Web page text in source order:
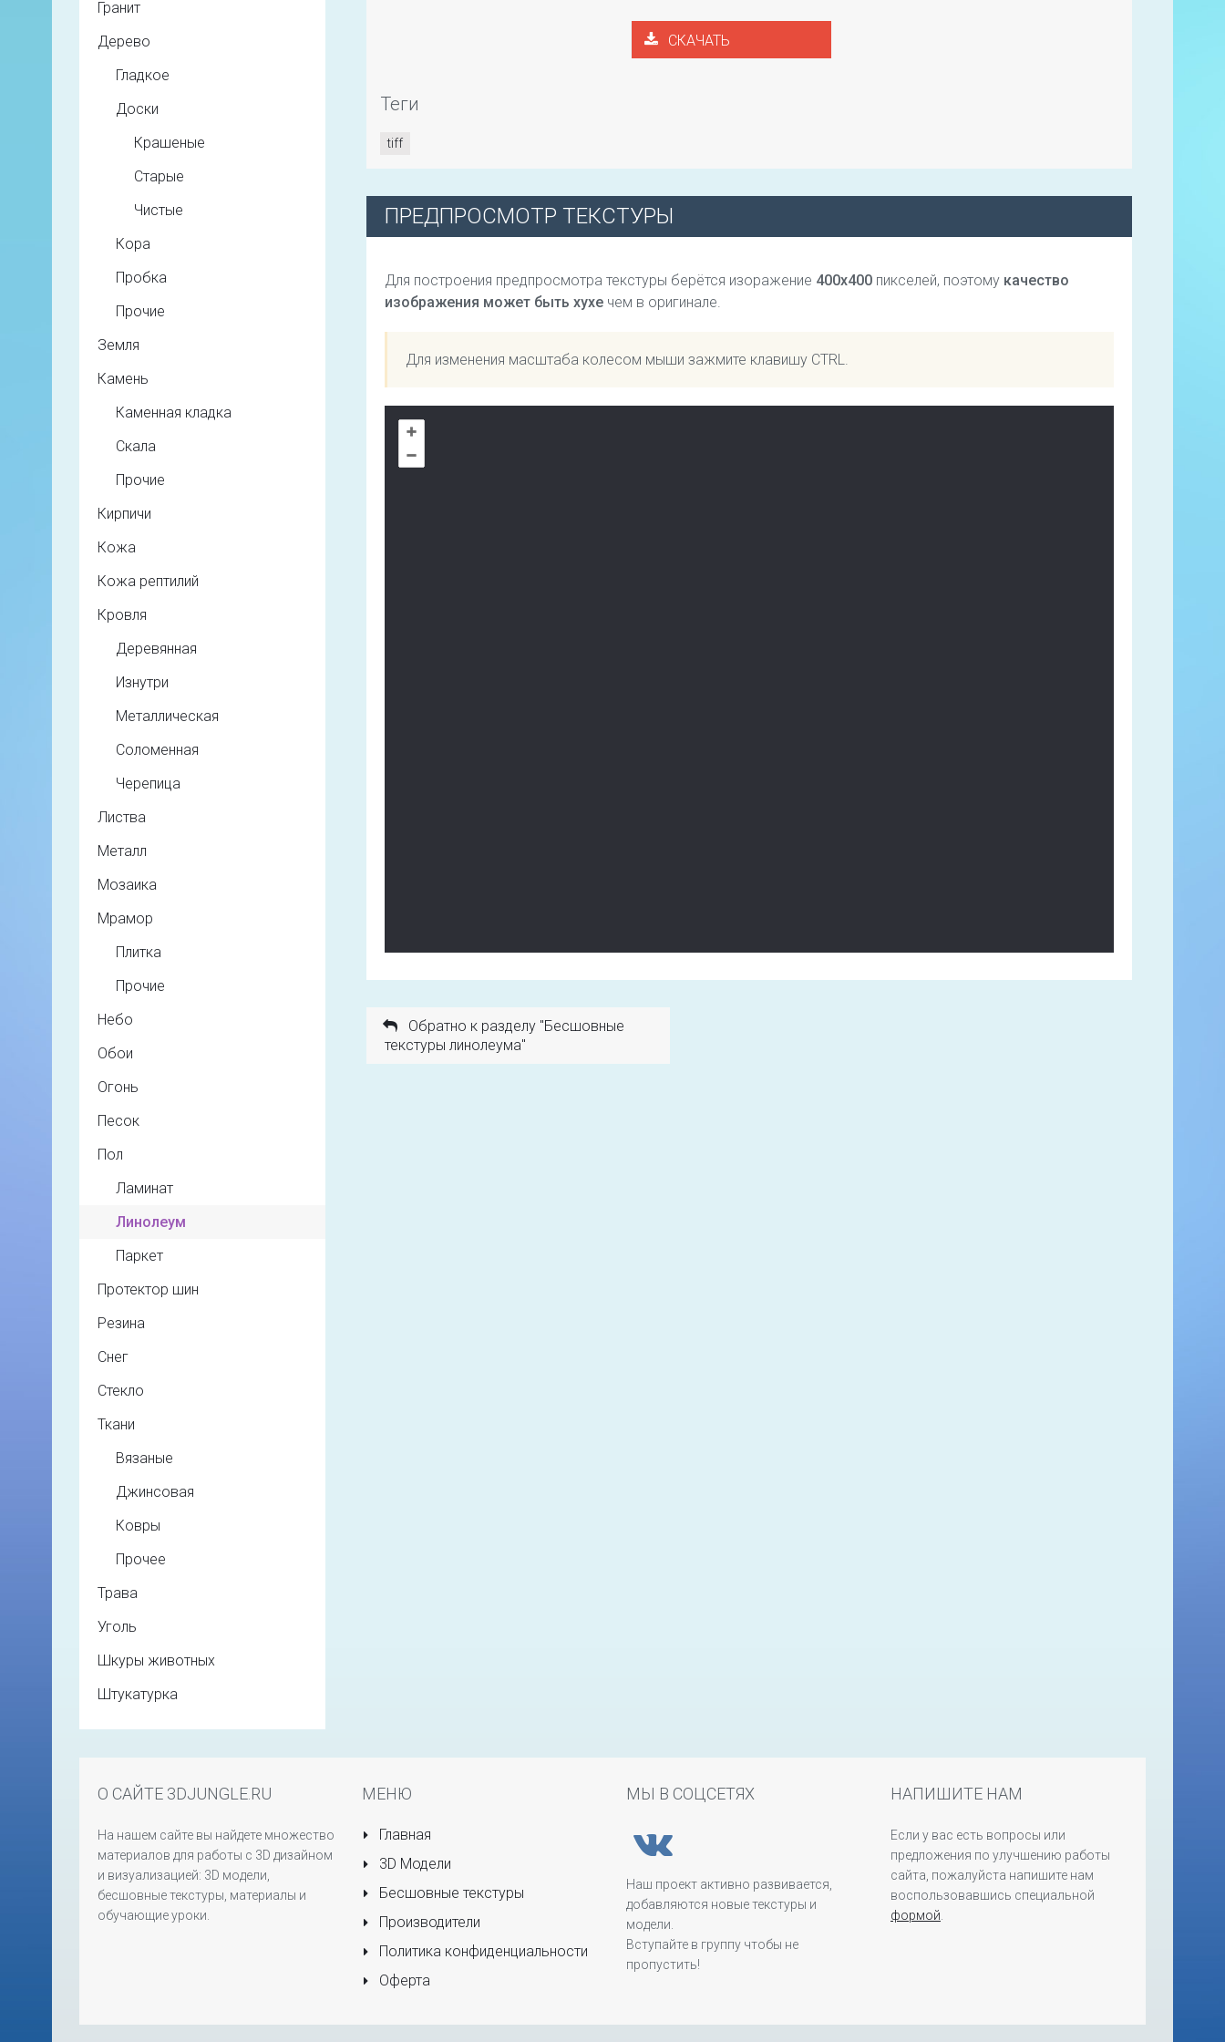
СКАЧАТЬ
Теги
tiff
ПРЕДПРОСМОТР ТЕКСТУРЫ
Для построения предпросмотра текстуры берётся изоражение 400х400 пикселей, поэтому качество
изображения может быть хухе чем в оригинале.
Для изменения масштаба колесом мыши зажмите клавишу CTRL.
Обратно к разделу "Бесшовные
текстуры линолеума"
Гранит
Дерево
Гладкое
Доски
Крашеные
Старые
Чистые
Кора
Пробка
Прочие
Земля
Камень
Каменная кладка
Скала
Прочие
Кирпичи
Кожа
Кожа рептилий
Кровля
Деревянная
Изнутри
Металлическая
Соломенная
Черепица
Листва
Металл
Мозаика
Мрамор
Плитка
Прочие
Небо
Обои
Огонь
Песок
Пол
Ламинат
Линолеум
Паркет
Протектор шин
Резина
Снег
Стекло
Ткани
Вязаные
Джинсовая
Ковры
Прочее
Трава
Уголь
Шкуры животных
Штукатурка
О САЙТЕ 3DJUNGLE.RU
На нашем сайте вы найдете множество
материалов для работы с 3D дизайном
и визуализацией: 3D модели,
бесшовные текстуры, материалы и
обучающие уроки.
МЕНЮ
Главная
3D Модели
Бесшовные текстуры
Производители
Политика конфиденциальности
Оферта
МЫ В СОЦСЕТЯХ
Наш проект активно развивается,
добавляются новые текстуры и
модели.
Вступайте в группу чтобы не
пропустить!
НАПИШИТЕ НАМ
Если у вас есть вопросы или
предложения по улучшению работы
сайта, пожалуйста напишите нам
воспользовавшись специальной
формой